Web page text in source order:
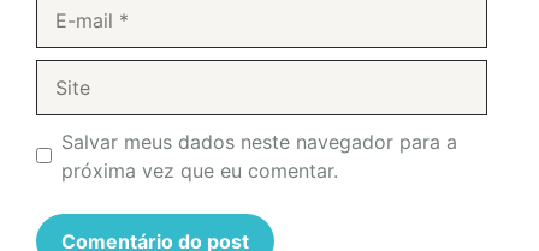
mail
Salvar meus dados neste navegador para a
próxima vez que eu comentar.